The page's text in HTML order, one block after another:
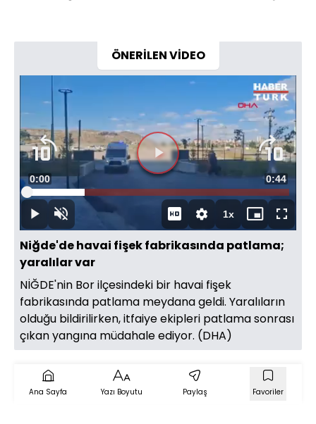
ÖNERİLEN VİDEO
Videoyu
Oynat
OynatSesi
Aç
Süre
0:00 Toplam
Süre
0:44
Yüklendi:
22.13%
1xOynatma
Hızı
Mini
oynatıcı
Tam
Ekran
Niğde'de havai fişek fabrikasında patlama;
yaralılar var
NİĞDE'nin Bor ilçesindeki bir havai fişek
fabrikasında patlama meydana geldi. Yaralıların
olduğu bildirilirken, itfaiye ekipleri patlama sonrası
çıkan yangına müdahale ediyor. (DHA)
Ana Sayfa Yazı Boyutu Paylaş Favoriler